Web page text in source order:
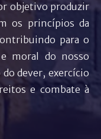
objetivo produzir
os princípios da
para o
moral do nosso
dever, exercício
e combate à